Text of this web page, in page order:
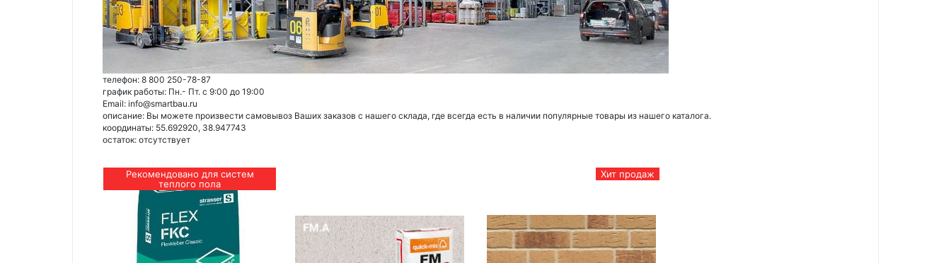
телефон: 8 800 250-78-87
график работы: Пн.- Пт. с 9:00 до 19:00
Email: info@smartbau.ru
описание: Вы можете произвести самовывоз Ваших заказов с нашего склада, где всегда есть в наличии популярные товары из нашего каталога.
координаты: 55.692920, 38.947743
остаток: отсутствует
Рекомендовано для систем
теплого пола
Хит продаж